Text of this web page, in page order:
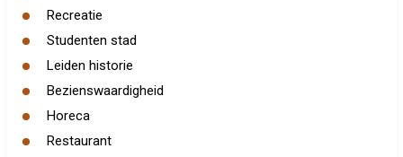
Recreatie
Studenten stad
Leiden historie
Bezienswaardigheid
Horeca
Restaurant